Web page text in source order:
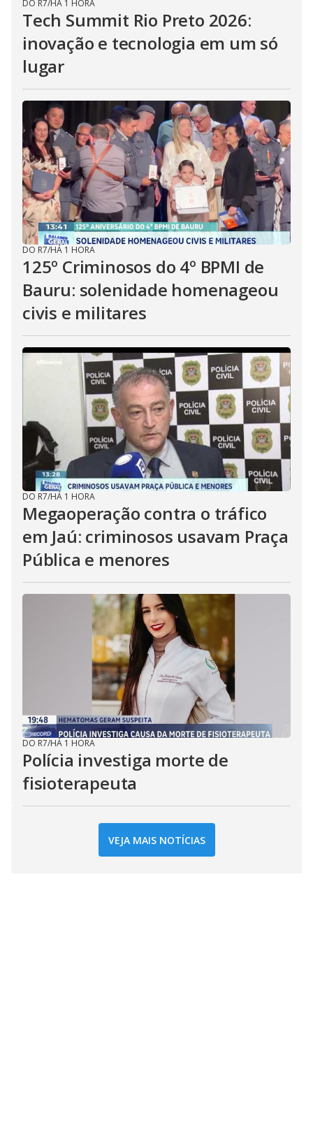
DO R7/HÁ 1 HORA
Tech Summit Rio Preto 2026:
inovação e tecnologia em um só
lugar
DO R7/HÁ 1 HORA
125º Criminosos do 4º BPMI de
Bauru: solenidade homenageou
civis e militares
DO R7/HÁ 1 HORA
Megaoperação contra o tráfico
em Jaú: criminosos usavam Praça
Pública e menores
DO R7/HÁ 1 HORA
Polícia investiga morte de
fisioterapeuta
VEJA MAIS NOTÍCIAS